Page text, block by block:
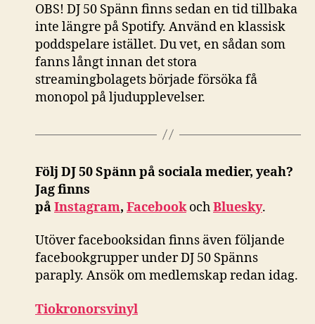
OBS! DJ 50 Spänn finns sedan en tid tillbaka
inte längre på Spotify. Använd en klassisk
poddspelare istället. Du vet, en sådan som
fanns långt innan det stora
streamingbolagets började försöka få
monopol på ljudupplevelser.
Följ DJ 50 Spänn på sociala medier, yeah?
Jag finns
påInstagram, FacebookochBluesky.
Utöver facebooksidan finns även följande
facebookgrupper under DJ 50 Spänns
paraply. Ansök om medlemskap redan idag.
Tiokronorsvinyl